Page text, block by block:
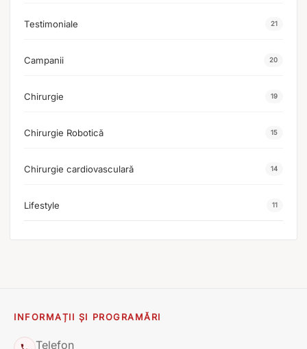
Testimoniale 21
Campanii 20
Chirurgie 19
Chirurgie Robotică 15
Chirurgie cardiovasculară 14
Lifestyle 11
INFORMAȚII ȘI PROGRAMĂRI
Telefon